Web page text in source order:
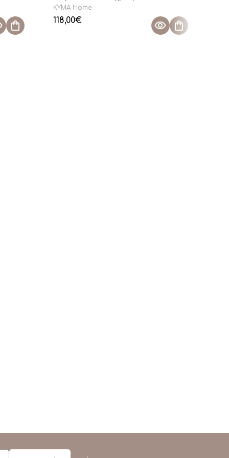
KYMA Home
118,00€